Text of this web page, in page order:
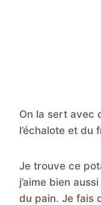
On la sert avec
l’échalote et du
Je trouve ce
j’aime bien
du pain. Je fais